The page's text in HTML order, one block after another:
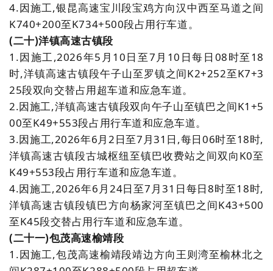
4.因施工,银昆高速宝川段宝鸡方向汉中西至马道之间
K740+200至K734+500段占用行车道。
(二十)洋镇高速古镇段
1.因施工,2026年5月10日至7月10日每日08时至18
时,洋镇高速古镇段午子山至罗镇之间K2+252至K7+3
25段双向交替占用超车道和应急车道。
2.因施工,洋镇高速古镇段双向午子山至镇巴之间K1+5
00至K49+553段占用行车道和应急车道。
3.因施工,2026年6月2日至7月31日,每日06时至18时,
洋镇高速古镇段古城枢纽至镇巴收费站之间双向K0至
K49+553段占用行车道和应急车道。
4.因施工,2026年6月24日至7月31日每日8时至18时,
洋镇高速古镇段镇巴方向杨家河至镇巴之间K43+500
至K45段交替占用行车道和应急车道。
(二十一)包茂高速榆靖段
1.因施工,包茂高速榆靖段靖边方向王则湾至榆林北之